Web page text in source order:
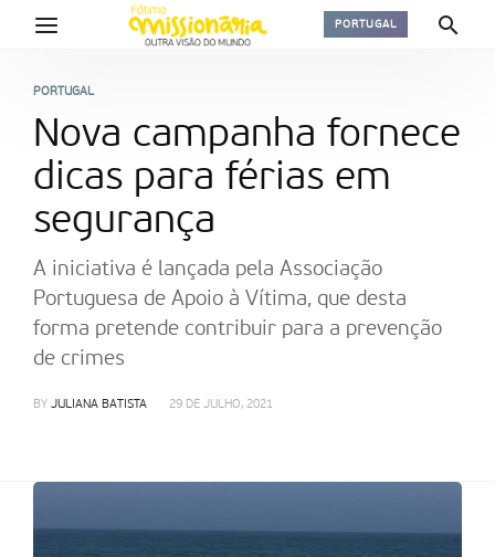
PORTUGAL
PORTUGAL
Nova campanha fornece
dicas para férias em
segurança
A iniciativa é lançada pela Associação
Portuguesa de Apoio à Vítima, que desta
forma pretende contribuir para a prevenção
de crimes
BY JULIANA BATISTA 29 DE JULHO, 2021